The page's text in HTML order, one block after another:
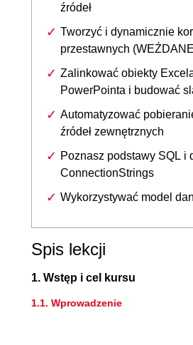
źródeł
Tworzyć i dynamicznie
przestawnych
Zalinkować obiekty
PowerPointa i budować
Automatyzować
źródeł zewnętrznych
Poznasz podstawy SQL i
ConnectionStrings
Wykorzystywać model
Spis lekcji
1. Wstęp i cel kursu
1.1. Wprowadzenie